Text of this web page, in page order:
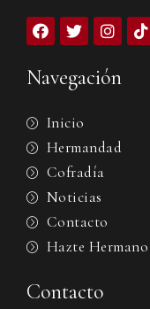
Navegación
Inicio
Hermandad
Cofradía
Noticias
Contacto
Hazte Hermano
Contacto